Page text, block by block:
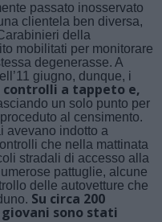
passato inosservato
clientela ben diversa,
della
mobilitati per monitorare
degenerasse. A
giugno, dunque, i
controlli a tappeto e,
un solo punto per
al censimento.
avevano indotto a
che nella mattinata
stradali di accesso alla
pattuglie, alcune
delle autovetture che
Su circa 200
sono stati